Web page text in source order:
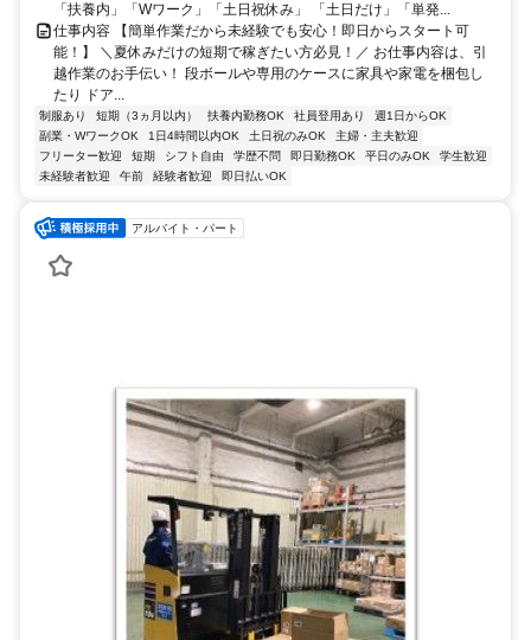
「扶養内」「Wワーク」「土日祝休み」 「土日だけ」「単発...
仕事内容 【簡単作業だから未経験でも安心！即日からスタート可
能！】 ＼夏休みだけの短期で稼ぎたい方必見！／ お仕事内容は、引
越作業のお手伝い！ 段ボールや専用のケースに家具や家電を梱包し
たり ドア...
制服あり 短期（3ヵ月以内） 扶養内勤務OK 社員登用あり
週1日からOK
副業・WワークOK
1日4時間以内OK 土日祝のみOK
主婦・主夫歓迎
フリーター歓迎
短期 シフト自由 学歴不問 即日勤務OK 平日のみOK
学生歓迎
未経験者歓迎
午前 経験者歓迎 即日払いOK
アルバイト・パート